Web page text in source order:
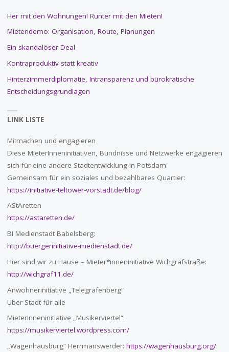
Her mit den Wohnungen! Runter mit den Mieten!
Mietendemo: Organisation, Route, Planungen
Ein skandalöser Deal
Kontraproduktiv statt kreativ
Hinterzimmerdiplomatie, Intransparenz und bürokratische
Entscheidungsgrundlagen
LINK LISTE
Mitmachen und engagieren
Diese MieterInneninitiativen, Bündnisse und Netzwerke engagieren
sich für eine andere Stadtentwicklung in Potsdam:
Gemeinsam für ein soziales und bezahlbares Quartier:
https://initiative-teltower-vorstadt.de/blog/
AStAretten
https://astaretten.de/
BI Medienstadt Babelsberg:
http://buergerinitiative-medienstadt.de/
Hier sind wir zu Hause – Mieter*inneninitiative Wichgrafstraße:
http://wichgraf11.de/
Anwohnerinitiative „Telegrafenberg“
Über Stadt für alle
MieterInneninitiative „Musikerviertel“:
https://musikerviertel.wordpress.com/
„Wagenhausburg“ Herrmanswerder: https://wagenhausburg.org/